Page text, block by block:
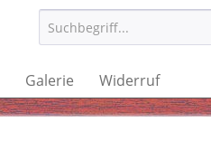
Galerie Widerruf